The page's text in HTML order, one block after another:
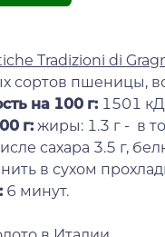
Tradizioni di
сортов пшеницы,
на 100 г: 1501
г: жиры: 1.3 г - в
сахара 3.5 г,
в сухом
6 минут.